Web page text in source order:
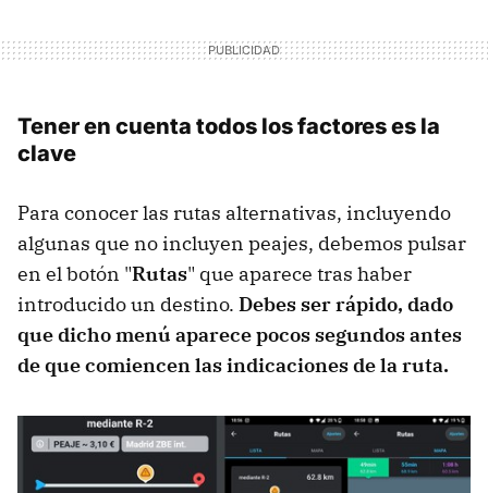
Tener en cuenta todos los factores es la
clave
Para conocer las rutas alternativas, incluyendo
algunas que no incluyen peajes, debemos pulsar
en el botón "Rutas" que aparece tras haber
introducido un destino. Debes ser rápido, dado
que dicho menú aparece pocos segundos antes
de que comiencen las indicaciones de la ruta.